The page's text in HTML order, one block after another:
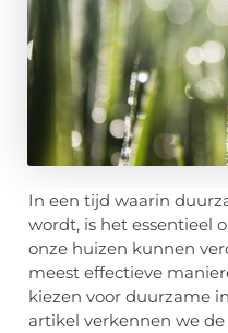
In een tijd waarin
wordt, is het essentieel
onze huizen kunnen
meest effectieve
kiezen voor duurzame
artikel verkennen we